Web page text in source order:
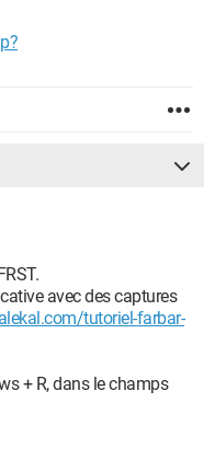
avec des captures
tutoriel-farbar-
+ R, dans le champs